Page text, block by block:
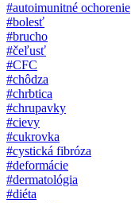
#autoimunitné ochorenie
#bolesť
#brucho
#čeľusť
#CFC
#chôdza
#chrbtica
#chrupavky
#cievy
#cukrovka
#cystická fibróza
#deformácie
#dermatológia
#diéta